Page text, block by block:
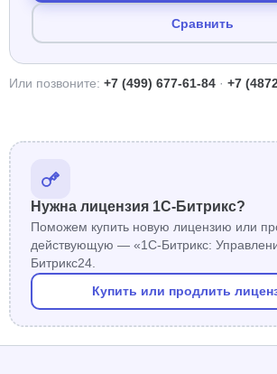
Сравнить
Или позвоните: +7 (499) 677-61-84 · +7
Нужна лицензия 1С-Битрикс?
Поможем купить новую лицензию или
действующую — «1С-Битрикс:
Битрикс24.
Купить или продлить